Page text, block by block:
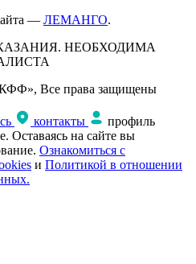
— ЛЕМАНГО.
НЕОБХОДИМА
Все права защищены
контакты
профиль
Оставаясь на сайте вы
Ознакомиться с
и Политикой в отношении